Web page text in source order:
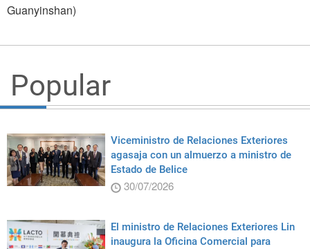
Guanyinshan)
Popular
Viceministro de Relaciones Exteriores
agasaja con un almuerzo a ministro de
Estado de Belice
30/07/2026
El ministro de Relaciones Exteriores Lin
inaugura la Oficina Comercial para